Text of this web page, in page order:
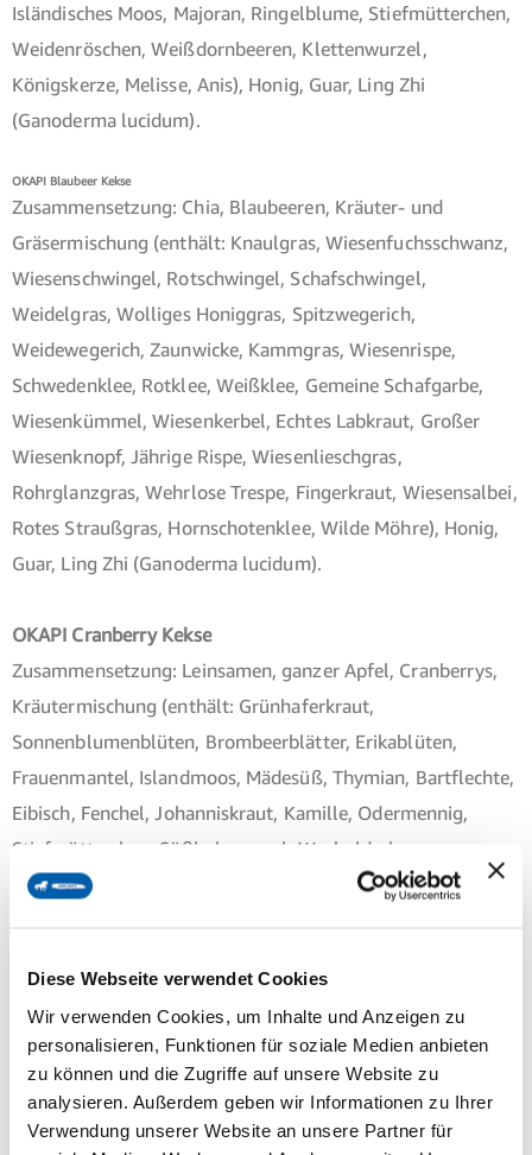
Diese Webseite verwendet Cookies
Wir verwenden Cookies, um Inhalte und Anzeigen zu
personalisieren, Funktionen für soziale Medien anbieten
zu können und die Zugriffe auf unsere Website zu
analysieren. Außerdem geben wir Informationen zu Ihrer
Verwendung unserer Website an unsere Partner für
Isländisches Moos, Majoran, Ringelblume, Stiefmütterchen,
Weidenröschen, Weißdornbeeren, Klettenwurzel,
Königskerze, Melisse, Anis), Honig, Guar, Ling Zhi
(Ganoderma lucidum).
OKAPI Blaubeer Kekse
Zusammensetzung: Chia, Blaubeeren, Kräuter- und
Gräsermischung (enthält: Knaulgras, Wiesenfuchsschwanz,
Wiesenschwingel, Rotschwingel, Schafschwingel,
Weidelgras, Wolliges Honiggras, Spitzwegerich,
Weidewegerich, Zaunwicke, Kammgras, Wiesenrispe,
Schwedenklee, Rotklee, Weißklee, Gemeine Schafgarbe,
Wiesenkümmel, Wiesenkerbel, Echtes Labkraut, Großer
Wiesenknopf, Jährige Rispe, Wiesenlieschgras,
Rohrglanzgras, Wehrlose Trespe, Fingerkraut, Wiesensalbei,
Rotes Straußgras, Hornschotenklee, Wilde Möhre), Honig,
Guar, Ling Zhi (Ganoderma lucidum).
OKAPI Cranberry Kekse
Zusammensetzung: Leinsamen, ganzer Apfel, Cranberrys,
Kräutermischung (enthält: Grünhaferkraut,
Sonnenblumenblüten, Brombeerblätter, Erikablüten,
Frauenmantel, Islandmoos, Mädesüß, Thymian, Bartflechte,
Eibisch, Fenchel, Johanniskraut, Kamille, Odermennig,
Stiefmütterchen, Süßholzwurzel, Wacholderbeeren,
Weiderinde, Origanum, Salbei, Walnussblätter,
OKAPI Mineralkekse
Zusammensetzung: Ganzer Apfel, Leinsamen, Honig,
Mineralmischung (Calciumcarbonat, Natriumchlorid,
Monocalciumphosphat, Traubenkernschrot, Melasse), Guar,
Ling Zhi (Ganoderma lucidum).